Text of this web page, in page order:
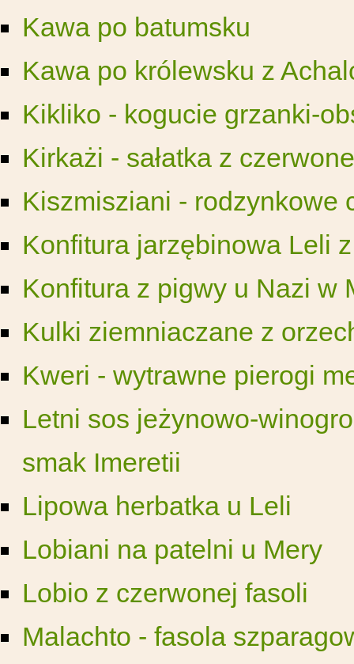
Kawa po batumsku
Kawa po królewsku z
Kikliko - kogucie grzanki-
Kirkażi - sałatka z
Kiszmisziani - rodzynkowe
Konfitura jarzębinowa Leli
Konfitura z pigwy u Nazi w
Kulki ziemniaczane z
Kweri - wytrawne pierogi
Letni sos jeżynowo-
smak Imeretii
Lipowa herbatka u Leli
Lobiani na patelni u Mery
Lobio z czerwonej fasoli
Malachto - fasola